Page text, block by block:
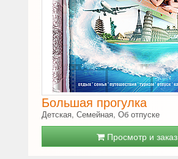
Большая прогулка
Детская, Семейная, Об отпуске
Просмотр и заказ